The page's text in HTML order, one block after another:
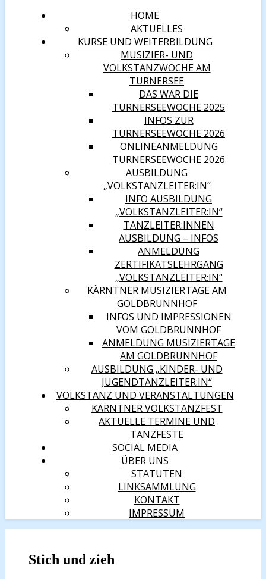
HOME
AKTUELLES
KURSE UND WEITERBILDUNG
MUSIZIER- UND
VOLKSTANZWOCHE AM
TURNERSEE
DAS WAR DIE
TURNERSEEWOCHE 2025
INFOS ZUR
TURNERSEEWOCHE 2026
ONLINEANMELDUNG
TURNERSEEWOCHE 2026
AUSBILDUNG
„VOLKSTANZLEITER:IN“
INFO AUSBILDUNG
„VOLKSTANZLEITER:IN“
TANZLEITER:INNEN
AUSBILDUNG – INFOS
ANMELDUNG
ZERTIFIKATSLEHRGANG
„VOLKSTANZLEITER:IN“
KÄRNTNER MUSIZIERTAGE AM
GOLDBRUNNHOF
INFOS UND IMPRESSIONEN
VOM GOLDBRUNNHOF
ANMELDUNG MUSIZIERTAGE
AM GOLDBRUNNHOF
AUSBILDUNG „KINDER- UND
JUGENDTANZLEITER:IN“
VOLKSTANZ UND VERANSTALTUNGEN
KÄRNTNER VOLKSTANZFEST
AKTUELLE TERMINE UND
TANZFESTE
SOCIAL MEDIA
ÜBER UNS
STATUTEN
LINKSAMMLUNG
KONTAKT
IMPRESSUM
Stich und zieh